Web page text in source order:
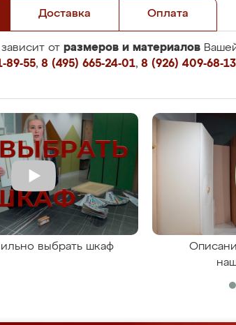
Доставка Оплата
от размеров и материалов
89-55, 8 (495) 665-24-01, 8 (926) 409-68-13
выбрать шкаф